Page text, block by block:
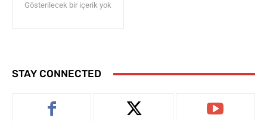
Gösterilecek bir içerik yok
STAY CONNECTED